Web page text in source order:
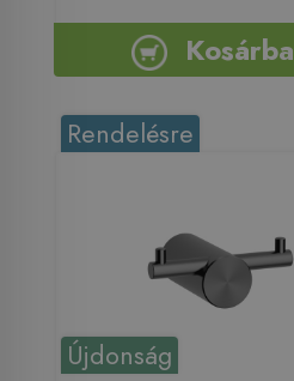
Kosárba
Újdonság
Rendelésre